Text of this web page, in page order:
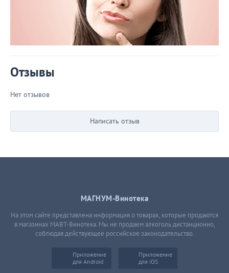
Отзывы
Нет отзывов
Написать отзыв
МАГНУМ-Винотека
На этом сайте представлена информация о товарах, которые продаются
в магазинах МАВТ-Винотека. Мы не продаем алкоголь дистанционно,
соблюдая действующее российское законодательство.
Приложение
для Android
Приложение
для iOS